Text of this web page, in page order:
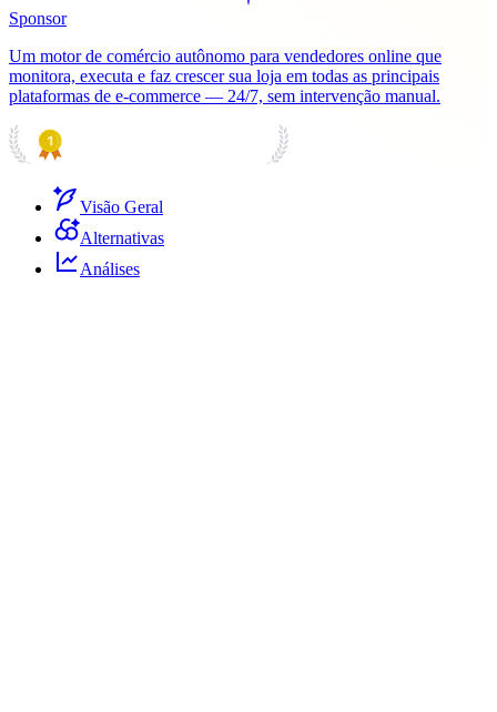
Sponsor
Um motor de comércio autônomo para vendedores online que
monitora, executa e faz crescer sua loja em todas as principais
plataformas de e-commerce — 24/7, sem intervenção manual.
Visão Geral
Alternativas
Análises